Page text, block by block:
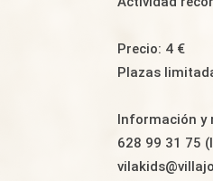
Precio: 4 €
Plazas
Información y
628 99 31 75